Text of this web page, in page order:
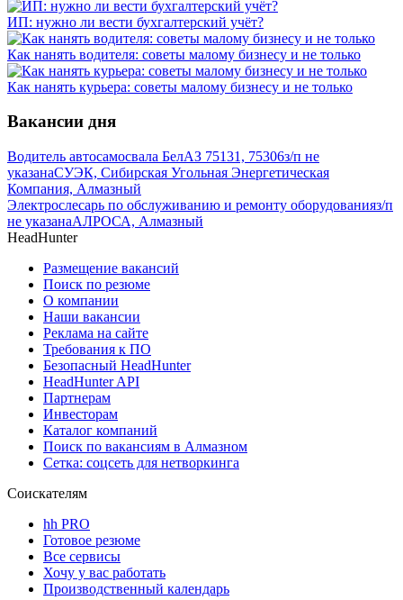
ИП: нужно ли вести бухгалтерский учёт?
Как нанять водителя: советы малому бизнесу и не только
Как нанять курьера: советы малому бизнесу и не только
Вакансии дня
Водитель автосамосвала БелАЗ 75131, 75306з/п не
указанаСУЭК, Сибирская Угольная Энергетическая
Компания, Алмазный
Электрослесарь по обслуживанию и ремонту оборудованияз/п
не указанаАЛРОСА, Алмазный
HeadHunter
Размещение вакансий
Поиск по резюме
О компании
Наши вакансии
Реклама на сайте
Требования к ПО
Безопасный HeadHunter
HeadHunter API
Партнерам
Инвесторам
Каталог компаний
Поиск по вакансиям в Алмазном
Сетка: соцсеть для нетворкинга
Соискателям
hh PRO
Готовое резюме
Все сервисы
Хочу у вас работать
Производственный календарь